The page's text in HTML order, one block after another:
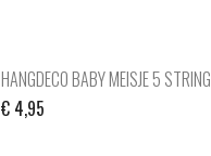
HANGDECO BABY MEISJE 5 STRING
€4,95